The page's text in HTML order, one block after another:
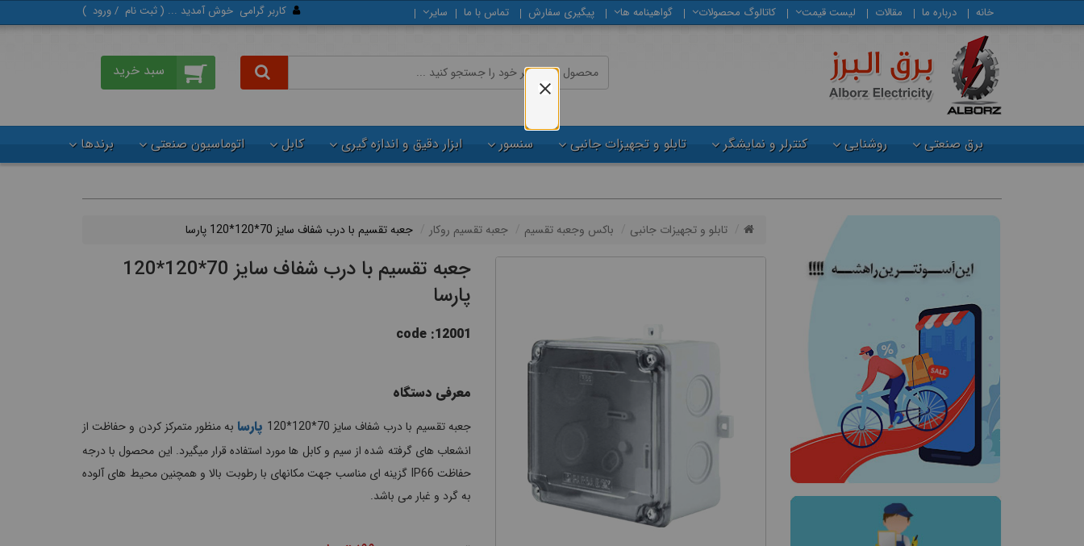
خانه درباره ما مقالات لیست قیمت كاتالوگ محصولات گواهینامه ها پیگیری سفارش تماس با ما سایر کاربر گرامی خوش آمدید ... (ثبت‌ نام /ورود )
برق صنعتی روشنایی کنترلر و نمایشگر تابلو و تجهیزات جانبی سنسور ابزار دقیق و اندازه گیری کابل اتوماسیون صنعتی برندها
تابلو و تجهیزات جانبی باکس وجعبه تقسیم جعبه تقسیم روکار جعبه تقسیم با درب شفاف سایز 70*120*120 پارسا
جعبه تقسیم با درب شفاف سایز 70*120*120
پارسا
code :12001
معرفی دستگاه
جعبه تقسیم با درب شفاف سایز 70*120*120 پارسا به منظور متمرکز کردن و حفاظت از
انشعاب های گرفته شده از سیم و کابل ها مورد استفاده قرار میگیرد. این محصول با درجه
حفاظت IP66 گزینه ای مناسب جهت مکانهای با رطوبت بالا و همچنین محیط های آلوده
به گرد و غبار می باشد.